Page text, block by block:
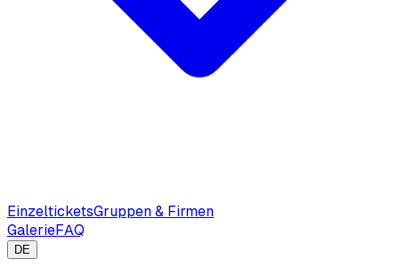
EinzelticketsGruppen & Firmen
GalerieFAQ
DE